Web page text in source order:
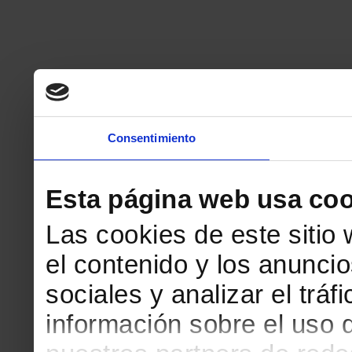
Consentimiento
Esta página web usa
Las cookies de este sitio
el contenido y los
sociales y analizar el
información sobre el uso